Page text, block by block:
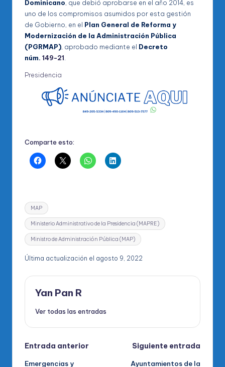
Dominicano, que debió aprobarse en el año 2014, es
uno de los compromisos asumidos por esta gestión
de Gobierno, en el Plan General de Reforma y
Modernización de la Administración Pública
(PGRMAP), aprobado mediante el Decreto
núm. 149-21.
Presidencia
Comparte esto:
Etiquetas:
MAP
Ministerio Administrativo de la Presidencia (MAPRE)
Ministro de Administración Pública (MAP)
Última actualización el agosto 9, 2022
Yan Pan R
Ver todas las entradas
Navegación
Entrada anterior
Emergencias y
Siguiente entrada
Ayuntamientos de la